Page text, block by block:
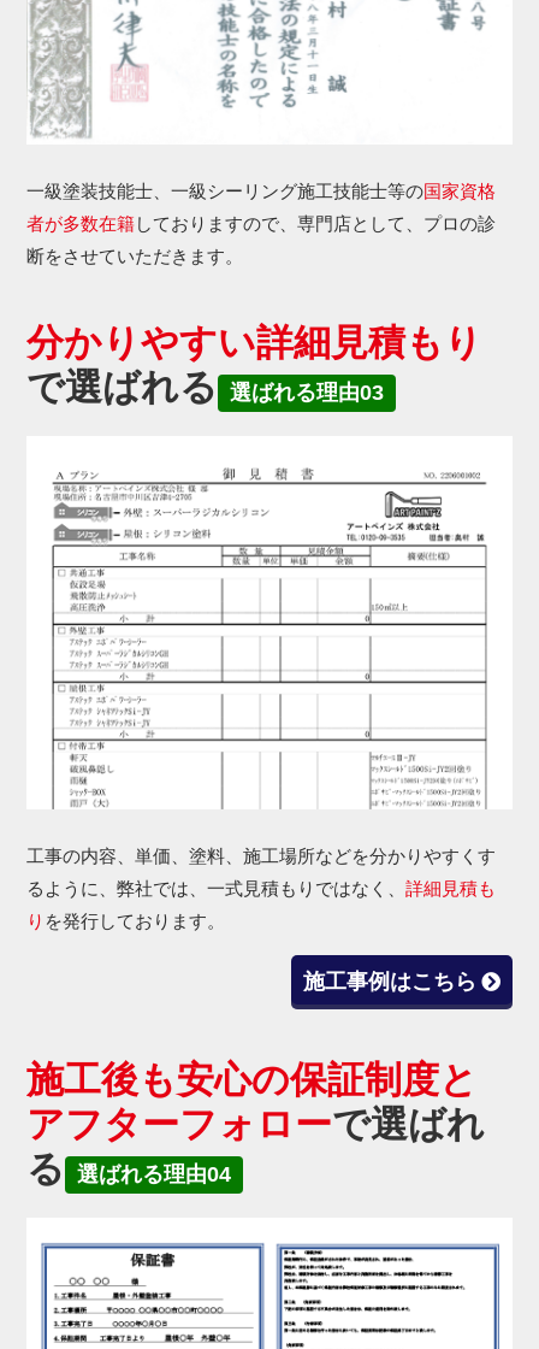
一級塗装技能士、一級シーリング施工技能士等の国家資格
者が多数在籍しておりますので、専門店として、プロの診
断をさせていただきます。
分かりやすい詳細見積もり
で選ばれる 選ばれる理由03
工事の内容、単価、塗料、施工場所などを分かりやすくす
るように、弊社では、一式見積もりではなく、詳細見積も
り を発行しております。
施工事例はこちら
施工後も安心の保証制度と
アフターフォローで選ばれ
る 選ばれる理由04